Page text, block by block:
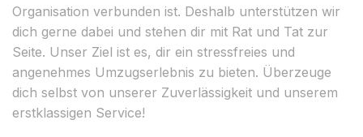
Organisation verbunden ist. Deshalb unterstützen wir
dich gerne dabei und stehen dir mit Rat und Tat zur
Seite. Unser Ziel ist es, dir ein stressfreies und
angenehmes Umzugserlebnis zu bieten. Überzeuge
dich selbst von unserer Zuverlässigkeit und unserem
erstklassigen Service!